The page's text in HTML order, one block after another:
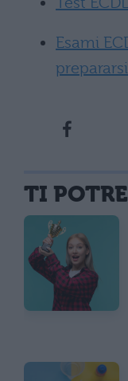
Esami
prepararsi
TI